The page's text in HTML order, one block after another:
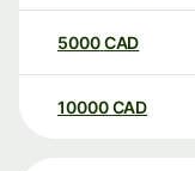
5000CAD
10000 CAD